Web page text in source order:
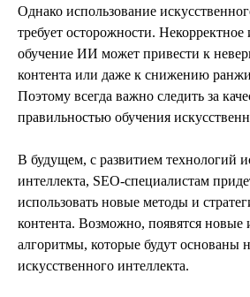
Однако использование
требует осторожности. Некорректное
обучение ИИ может привести к
контента или даже к снижению
Поэтому всегда важно следить за
правильностью обучения
В будущем, с развитием технологий
интеллекта, SEO-специалистам
использовать новые методы и
контента. Возможно, появятся новые
алгоритмы, которые будут основаны
искусственного интеллекта.